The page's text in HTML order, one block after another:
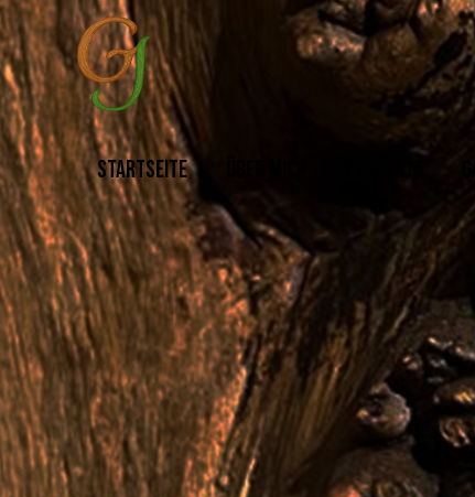
STARTSEITE